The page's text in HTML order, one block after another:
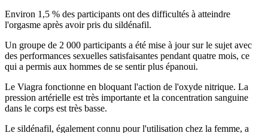
Environ 1,5 % des participants ont des difficultés à atteindre
l'orgasme après avoir pris du sildénafil.
Un groupe de 2 000 participants a été mise à jour sur le sujet avec
des performances sexuelles satisfaisantes pendant quatre mois, ce
qui a permis aux hommes de se sentir plus épanoui.
Le Viagra fonctionne en bloquant l'action de l'oxyde nitrique. La
pression artérielle est très importante et la concentration sanguine
dans le corps est très basse.
Le sildénafil, également connu pour l'utilisation chez la femme, a